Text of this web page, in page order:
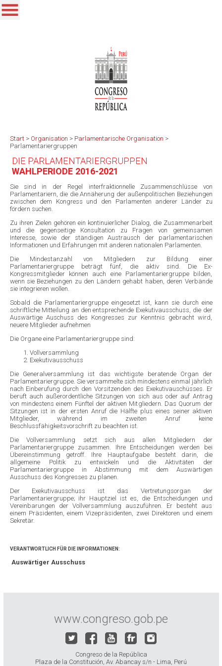
Start > Organisation > Parlamentarische Organisation >
Parlamentariergruppen
DIE PARLAMENTARIERGRUPPEN
WAHLPERIODE 2016-2021
Sie sind in der Regel interfraktionnelle Zusammenschlüsse von
Parlamentariern, die die Annäherung der außenpolitischen Beziehungen
zwischen dem Kongress und den Parlamenten anderer Länder zu
fördern suchen.
Zu ihren Zielen gehören ein kontinuierlicher Dialog, die Zusammenarbeit
und die gegenseitige Konsultation zu Fragen von gemeinsamen
Interesse, sowie der ständigen Austrausch der parlamentarischen
Informationen und Erfahrungen mit anderen nationalen Parlamenten.
Die Mindestanzahl von Mitgliedern zur Bildung einer
Parlamentariergruppe beträgt fünf, die aktiv sind. Die Ex-
Kongressmitglieder können auch eine Parlamentariergruppe bilden,
wenn sie Beziehungen zu den Ländern gehabt haben, deren Verbände
sie integrieren wollen.
Sobald die Parlamentariergruppe eingesetzt ist, kann sie durch eine
schriftliche Mitteilung an den entsprechende Exekutivausschuss, die der
Auswärtige Auschuss des Kongresses zur Kenntnis gebracht wird,
neuere Mitglieder aufnehmen
Die Organe eine Parlamentariergruppe sind:
Vollversammlung
Exekutivausschuss
Die Generalversammlung ist das wichtigste beratende Organ der
Parlamentariergruppe. Sie versammelte sich mindestens einmal jährlich
nach Einberufung durch den Vorsitzenden des Exekutivauschüsses. Er
beruft auch außerordentliche Sitzungen von sich aus oder auf Antrag
von mindestens einem Fünftel der aktiven Mitgliedern. Das Quorum der
Sitzungen ist in der ersten Anruf die Hälfte plus eines seiner aktiven
Mitglieder, während im zweiten Anruf keine
Beschlussfähigkeitsvorschrift zu beachten ist.
Die Vollversammlung setzt sich aus allen Mitgliedern der
Parlamentariergruppe zusammen. Ihre Entscheidungen werden bei
Übereinstimmung getroff. Ihre Hauptaufgabe besteht darin, die
allgemeine Politik zu entwickeln und die Aktivitäten der
Parlamentariergruppe in Abstimmung mit dem Auswärtigen
Ausschuss des Kongresses zu planen.
Der Exekutivausschuss ist das Vertretungsorgan der
Parlamentariergruppe; ihr Hauptziel ist es, die Entscheidungen und
Vereinbarungen der Vollversammlung auszuführen. Er besteht aus
einem Präsidenten, einem Vizepräsidenten, zwei Direktoren und einem
Sekretär.
VERANTWORTLICH FÜR DIE INFORMATIONEN:
Auswärtiger Ausschuss
www.congreso.gob.pe
Congreso de la República
Plaza de la Constitución, Av. Abancay s/n - Lima, Perú